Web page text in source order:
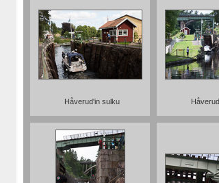
Håverud'in sulku